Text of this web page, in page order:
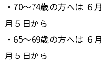
・70～74歳の方へは ６
月５日から
・65～69歳の方へは ６
月５日から